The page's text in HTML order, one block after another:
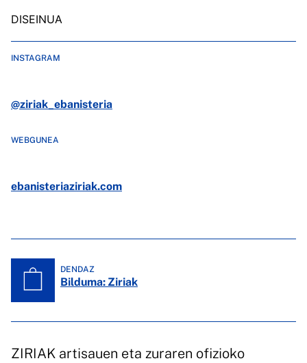
DISEINUA
INSTAGRAM
@ziriak_ebanisteria
WEBGUNEA
ebanisteriaziriak.com
DENDAZ
Bilduma: Ziriak
ZIRIAK artisauen eta zuraren ofizioko